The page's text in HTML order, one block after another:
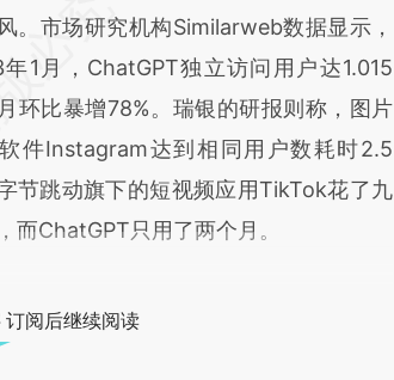
。市场研究机构Similarweb数据显示，
1月，ChatGPT独立访问用户达1.015
环比暴增78%。瑞银的研报则称，图片
件Instagram达到相同用户数耗时2.5
节跳动旗下的短视频应用TikTok花了九
而ChatGPT只用了两个月。
订阅后继续阅读